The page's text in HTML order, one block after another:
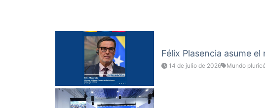
Félix Plasencia asume
14 de julio de 2026 Mundo